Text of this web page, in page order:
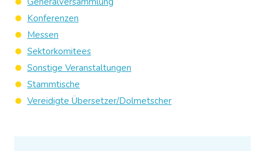
Konferenzen
Messen
Sektorkomitees
Sonstige Veranstaltungen
Stammtische
Vereidigte Übersetzer/Dolmetscher